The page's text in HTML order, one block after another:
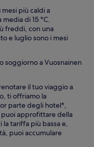
più caldi a
di 15 °C.
freddi, con una
e luglio sono i mesi
soggiorno a Vuosnainen
il tuo viaggio a
ti offriamo la
parte degli hotel*,
puoi approfittare della
la tariffa più bassa e,
puoi accumulare